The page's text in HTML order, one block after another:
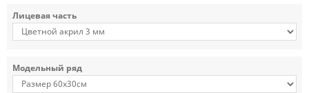
Лицевая часть
Модельный ряд